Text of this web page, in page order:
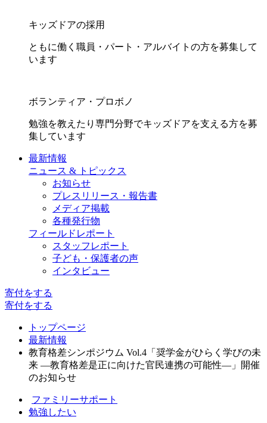
キッズドアの採用
ともに働く職員・パート・アルバイトの方を募集して
います
ボランティア・プロボノ
勉強を教えたり専門分野でキッズドアを支える方を募
集しています
最新情報
ニュース & トピックス
お知らせ
プレスリリース・報告書
メディア掲載
各種発行物
フィールドレポート
スタッフレポート
子ども・保護者の声
インタビュー
寄付をする
寄付をする
トップページ
最新情報
教育格差シンポジウム Vol.4「奨学金がひらく学びの未
来 ―教育格差是正に向けた官民連携の可能性―」開催
のお知らせ
ファミリーサポート
勉強したい